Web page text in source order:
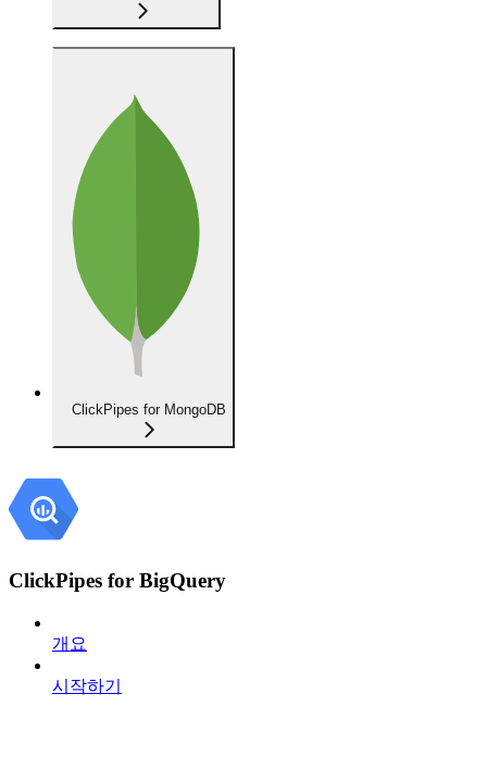
ClickPipes for MongoDB
ClickPipes for BigQuery
개요
시작하기